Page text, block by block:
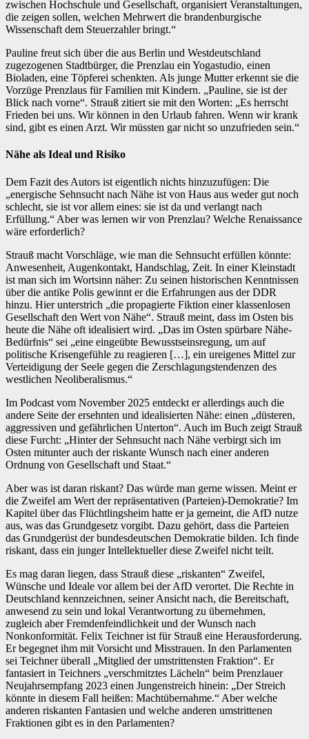
zwischen Hochschule und Gesellschaft, organisiert Veranstaltungen,
die zeigen sollen, welchen Mehrwert die brandenburgische
Wissenschaft dem Steuerzahler bringt.“
Pauline freut sich über die aus Berlin und Westdeutschland
zugezogenen Stadtbürger, die Prenzlau ein Yogastudio, einen
Bioladen, eine Töpferei schenkten. Als junge Mutter erkennt sie die
Vorzüge Prenzlaus für Familien mit Kindern. „Pauline, sie ist der
Blick nach vorne“. Strauß zitiert sie mit den Worten: „Es herrscht
Frieden bei uns. Wir können in den Urlaub fahren. Wenn wir krank
sind, gibt es einen Arzt. Wir müssten gar nicht so unzufrieden sein.“
Nähe als Ideal und Risiko
Dem Fazit des Autors ist eigentlich nichts hinzuzufügen: Die
„energische Sehnsucht nach Nähe ist von Haus aus weder gut noch
schlecht, sie ist vor allem eines: sie ist da und verlangt nach
Erfüllung.“ Aber was lernen wir von Prenzlau? Welche Renaissance
wäre erforderlich?
Strauß macht Vorschläge, wie man die Sehnsucht erfüllen könnte:
Anwesenheit, Augenkontakt, Handschlag, Zeit. In einer Kleinstadt
ist man sich im Wortsinn näher: Zu seinen historischen Kenntnissen
über die antike Polis gewinnt er die Erfahrungen aus der DDR
hinzu. Hier unterstrich „die propagierte Fiktion einer klassenlosen
Gesellschaft den Wert von Nähe“. Strauß meint, dass im Osten bis
heute die Nähe oft idealisiert wird. „Das im Osten spürbare Nähe-
Bedürfnis“ sei „eine eingeübte Bewusstseinsregung, um auf
politische Krisengefühle zu reagieren […], ein ureigenes Mittel zur
Verteidigung der Seele gegen die Zerschlagungstendenzen des
westlichen Neoliberalismus.“
Im Podcast vom November 2025 entdeckt er allerdings auch die
andere Seite der ersehnten und idealisierten Nähe: einen „düsteren,
aggressiven und gefährlichen Unterton“. Auch im Buch zeigt Strauß
diese Furcht: „Hinter der Sehnsucht nach Nähe verbirgt sich im
Osten mitunter auch der riskante Wunsch nach einer anderen
Ordnung von Gesellschaft und Staat.“
Aber was ist daran riskant? Das würde man gerne wissen. Meint er
die Zweifel am Wert der repräsentativen (Parteien)-Demokratie? Im
Kapitel über das Flüchtlingsheim hatte er ja gemeint, die AfD nutze
aus, was das Grundgesetz vorgibt. Dazu gehört, dass die Parteien
das Grundgerüst der bundesdeutschen Demokratie bilden. Ich finde
riskant, dass ein junger Intellektueller diese Zweifel nicht teilt.
Es mag daran liegen, dass Strauß diese „riskanten“ Zweifel,
Wünsche und Ideale vor allem bei der AfD verortet. Die Rechte in
Deutschland kennzeichnen, seiner Ansicht nach, die Bereitschaft,
anwesend zu sein und lokal Verantwortung zu übernehmen,
zugleich aber Fremdenfeindlichkeit und der Wunsch nach
Nonkonformität. Felix Teichner ist für Strauß eine Herausforderung.
Er begegnet ihm mit Vorsicht und Misstrauen. In den Parlamenten
sei Teichner überall „Mitglied der umstrittensten Fraktion“. Er
fantasiert in Teichners „verschmitztes Lächeln“ beim Prenzlauer
Neujahrsempfang 2023 einen Jungenstreich hinein: „Der Streich
könnte in diesem Fall heißen: Machtübernahme.“ Aber welche
anderen riskanten Fantasien und welche anderen umstrittenen
Fraktionen gibt es in den Parlamenten?